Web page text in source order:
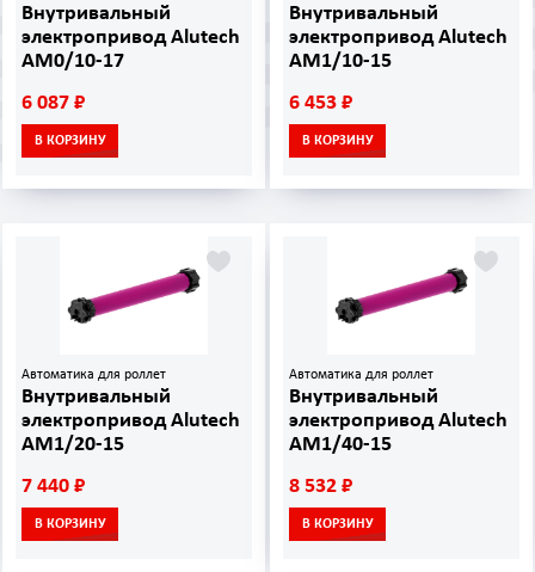
Внутривальный
электропривод Alutech
AM0/10-17
6 087 ₽
В КОРЗИНУ
Внутривальный
электропривод Alutech
AM1/10-15
6 453 ₽
В КОРЗИНУ
Автоматика для роллет
Внутривальный
электропривод Alutech
AM1/20-15
7 440 ₽
В КОРЗИНУ
Автоматика для роллет
Внутривальный
электропривод Alutech
AM1/40-15
8 532 ₽
В КОРЗИНУ